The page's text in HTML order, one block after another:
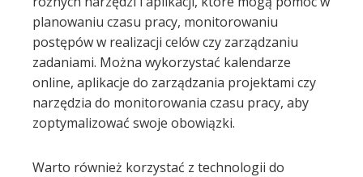
planowaniu czasu pracy, monitorowaniu
postępów w realizacji celów czy zarządzaniu
zadaniami. Można wykorzystać kalendarze
online, aplikacje do zarządzania projektami czy
narzędzia do monitorowania czasu pracy, aby
zoptymalizować swoje obowiązki.
Warto również korzystać z technologii do